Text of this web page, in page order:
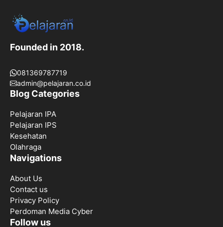
Founded in 2018.
081369787719
admin@pelajaran.co.id
Blog Categories
Pelajaran IPA
Pelajaran IPS
Kesehatan
Olahraga
Navigations
About Us
Contact us
Privacy Policy
Perdoman Media Cyber
Follow us